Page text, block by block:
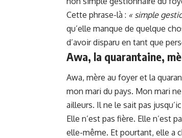
Cette phrase-là : « simple
qu’elle manque de quelque
d’avoir disparu en tant que
Awa, la quarantaine,
Awa, mère au foyer et la
mon mari du pays. Mon mari
ailleurs. Il ne le sait pas
Elle n’est pas fière. Elle n’est
elle-même. Et pourtant, elle a